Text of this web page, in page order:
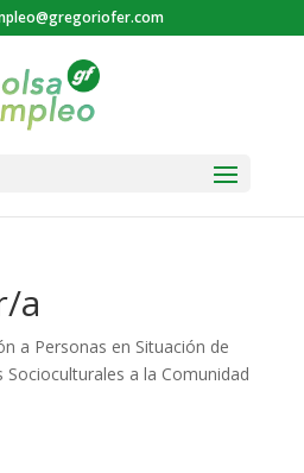
a
a Personas en Situación de
Socioculturales a la Comunidad